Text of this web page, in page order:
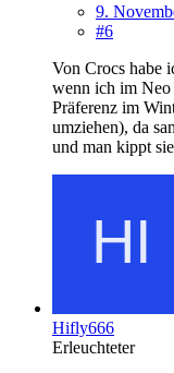
9.
#6
Von Crocs habe
wenn ich im Neo
Präferenz im
umziehen), da
und man kippt
Hifly666
Erleuchteter